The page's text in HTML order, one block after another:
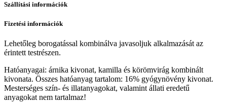
Szállítási információk
Fizetési információk
Lehetőleg borogatással kombinálva javasoljuk alkalmazását az
érintett testrészen.
Hatóanyagai: árnika kivonat, kamilla és körömvirág kombinált
kivonata. Összes hatóanyag tartalom: 16% gyógynövény kivonat.
Mesterséges szín- és illatanyagokat, valamint állati eredetű
anyagokat nem tartalmaz!